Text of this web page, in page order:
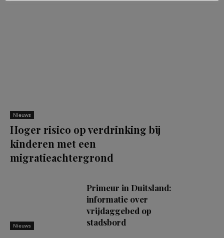
Nieuws
Hoger risico op verdrinking bij
kinderen met een
migratieachtergrond
Nieuws
Primeur in Duitsland:
informatie over
vrijdaggebed op
stadsbord